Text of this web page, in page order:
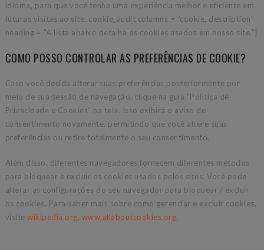
idioma, para que você tenha uma experiência melhor e eficiente em
futuras visitas ao site. cookie_audit columns = “cookie, description”
heading = “A lista abaixo detalha os cookies usados em nosso site.”]
COMO POSSO CONTROLAR AS PREFERÊNCIAS DE COOKIE?
Caso você decida alterar suas preferências posteriormente por
meio de sua sessão de navegação, clique na guia “Política de
Privacidade e Cookies” na tela. Isso exibirá o aviso de
consentimento novamente, permitindo que você altere suas
preferências ou retire totalmente o seu consentimento.
Além disso, diferentes navegadores fornecem diferentes métodos
para bloquear e excluir os cookies usados pelos sites. Você pode
alterar as configurações do seu navegador para bloquear / excluir
os cookies. Para saber mais sobre como gerenciar e excluir cookies,
visitewikipedia.org, www.allaboutcookies.org.